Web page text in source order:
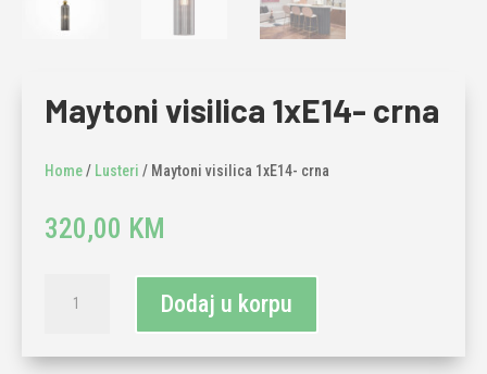
Maytoni visilica 1xE14- crna
Home/ Lusteri / Maytoni visilica 1xE14- crna
320,00 KM
visilica
crna
Dodaj u korpu